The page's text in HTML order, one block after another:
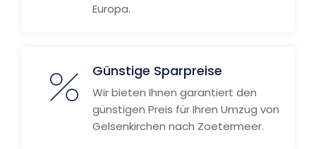
Europa.
Günstige Sparpreise
Wir bieten Ihnen garantiert den
günstigen Preis für Ihren Umzug von
Gelsenkirchen nach Zoetermeer.